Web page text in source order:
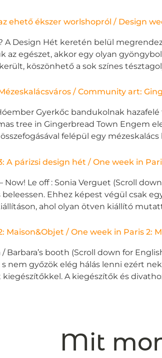
ehető ékszer worlshopról / Design
A Design Hét keretén belül
az egészet, akkor egy olyan
köszönhető a sok színes
/ Community art:
Gyerkőc bandukolnak
tree in Gingerbread Town Engem
felépül egy
A párizsi design hét / One week in
Now! Le off : Sonia Verguet (Scroll
beleessen. Ehhez képest végül csak
ahol olyan ötven kiállító
Maison&Objet / One week in Paris 2:
/ Barbara’s booth (Scroll down for
s nem győzök elég hálás lenni ezért
A kiegészítők és
Mit